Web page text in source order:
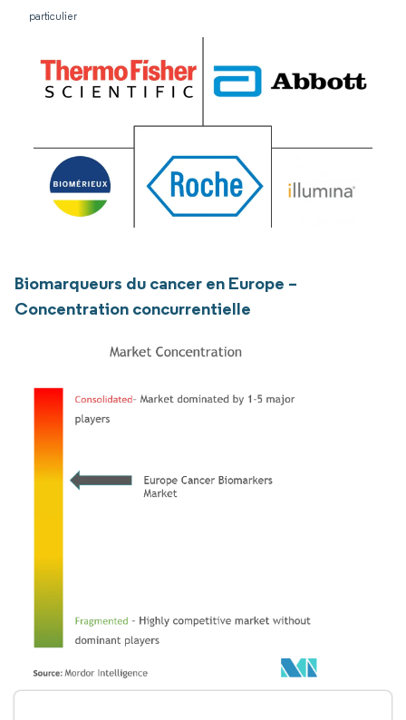
particulier
Biomarqueurs du cancer en Europe –
Concentration concurrentielle